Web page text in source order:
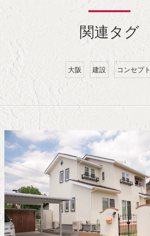
関連タグ
大阪 建設 コンセプト